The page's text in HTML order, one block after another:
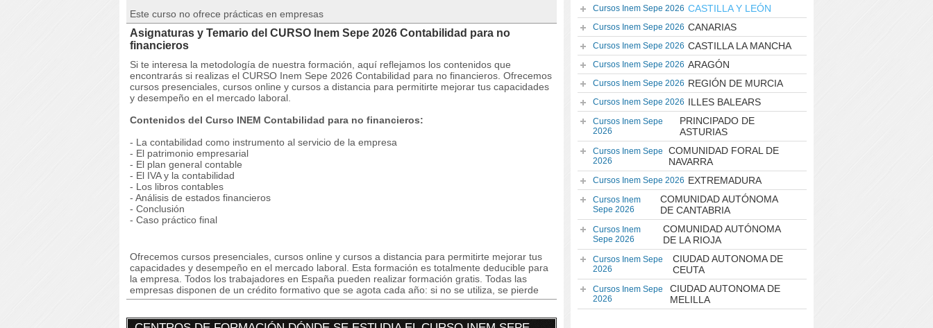
Este curso no ofrece prácticas en empresas
Asignaturas y Temario del CURSO Inem Sepe 2026 Contabilidad para no
financieros
Si te interesa la metodología de nuestra formación, aquí reflejamos los contenidos que
encontrarás si realizas el CURSO Inem Sepe 2026 Contabilidad para no financieros. Ofrecemos
cursos presenciales, cursos online y cursos a distancia para permitirte mejorar tus capacidades
y desempeño en el mercado laboral.
Contenidos del Curso INEM Contabilidad para no financieros:
- La contabilidad como instrumento al servicio de la empresa
- El patrimonio empresarial
- El plan general contable
- El IVA y la contabilidad
- Los libros contables
- Análisis de estados financieros
- Conclusión
- Caso práctico final
Ofrecemos cursos presenciales, cursos online y cursos a distancia para permitirte mejorar tus
capacidades y desempeño en el mercado laboral. Esta formación es totalmente deducible para
la empresa. Todos los trabajadores en España pueden realizar formación gratis. Todas las
empresas disponen de un crédito formativo que se agota cada año: si no se utiliza, se pierde
Cursos Inem Sepe 2026 CASTILLA Y LEÓN
Cursos Inem Sepe 2026 CANARIAS
Cursos Inem Sepe 2026 CASTILLA LA MANCHA
Cursos Inem Sepe 2026 ARAGÓN
Cursos Inem Sepe 2026 REGIÓN DE MURCIA
Cursos Inem Sepe 2026 ILLES BALEARS
Cursos Inem Sepe
2026
PRINCIPADO DE
ASTURIAS
Cursos Inem Sepe
2026
COMUNIDAD FORAL DE
NAVARRA
Cursos Inem Sepe 2026 EXTREMADURA
Cursos Inem
Sepe 2026
COMUNIDAD AUTÓNOMA
DE CANTABRIA
Cursos Inem
Sepe 2026
COMUNIDAD AUTÓNOMA
DE LA RIOJA
Cursos Inem Sepe
2026
CIUDAD AUTONOMA DE
CEUTA
Cursos Inem Sepe
2026
CIUDAD AUTONOMA DE
MELILLA